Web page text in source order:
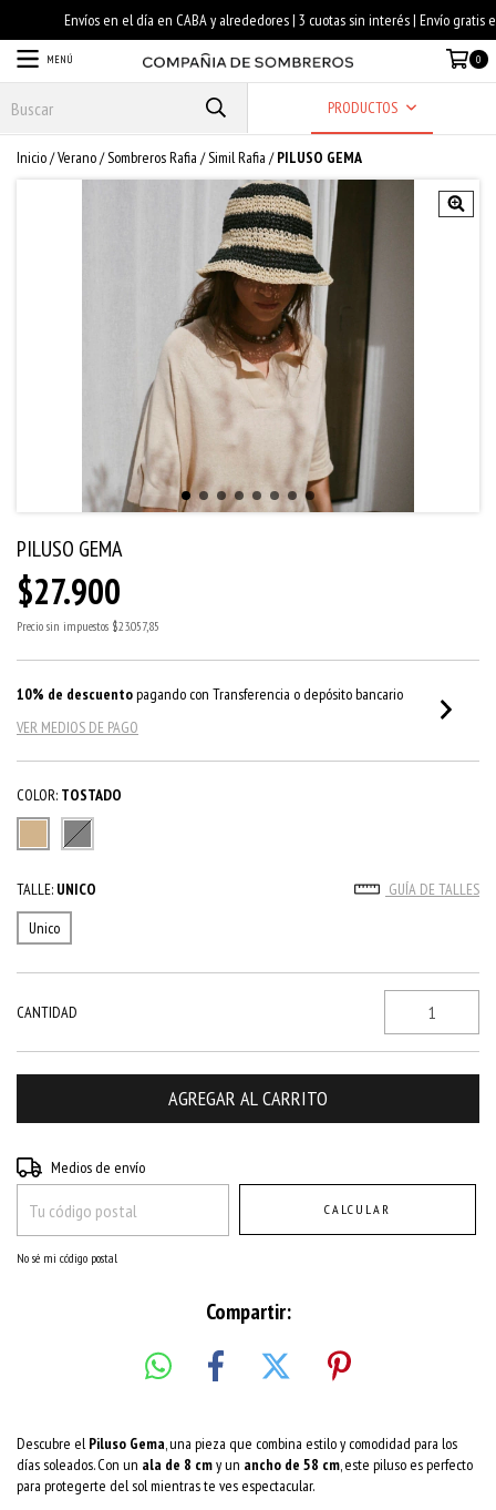
MENÚ 0
PRODUCTOS
Inicio/Verano/Sombreros Rafia /Simil Rafia / PILUSO GEMA
PILUSO GEMA
$27.900
Precio sin impuestos $23.057,85
10% de descuentopagando con Transferencia o depósito bancario
VER MEDIOS DE PAGO
COLOR: TOSTADO
TALLE: UNICO
GUÍA DE TALLES
Unico
CANTIDAD
Entregas para el CP:
Medios de envío
CALCULAR
No sé mi código postal
Compartir:
Descubre el Piluso Gema , una pieza que combina estilo y comodidad para los
días soleados. Con un ala de 8 cmy un ancho de 58 cm , este piluso es perfecto
para protegerte del sol mientras te ves espectacular.